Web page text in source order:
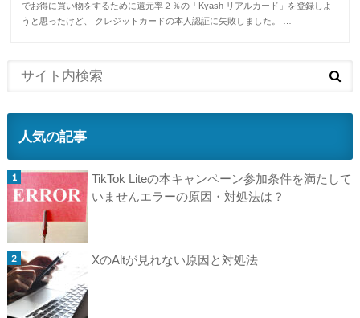
でお得に買い物をするために還元率２％の「Kyash リアルカード」を登録しよ
うと思ったけど、 クレジットカードの本人認証に失敗しました。 …
人気の記事
TikTok Liteの本キャンペーン参加条件を満たして
いませんエラーの原因・対処法は？
XのAltが見れない原因と対処法